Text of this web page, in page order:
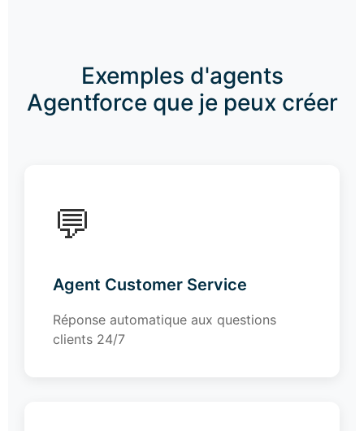
Exemples d'agents
Agentforce que je peux créer
💬
Agent Customer Service
Réponse automatique aux questions
clients 24/7